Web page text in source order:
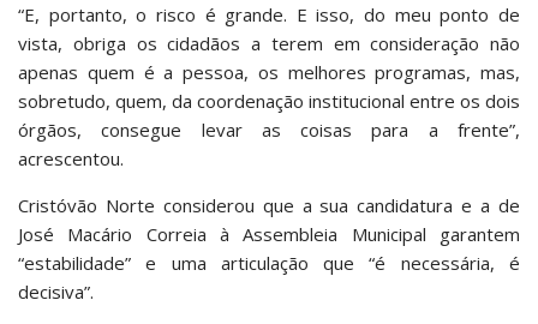
“E, portanto, o risco é grande. E isso, do meu ponto de
vista, obriga os cidadãos a terem em consideração não
apenas quem é a pessoa, os melhores programas, mas,
sobretudo, quem, da coordenação institucional entre os dois
órgãos, consegue levar as coisas para a frente”,
acrescentou.
Cristóvão Norte considerou que a sua candidatura e a de
José Macário Correia à Assembleia Municipal garantem
“estabilidade” e uma articulação que “é necessária, é
decisiva”.